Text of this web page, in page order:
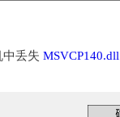
丢失 MSVCP140.dll